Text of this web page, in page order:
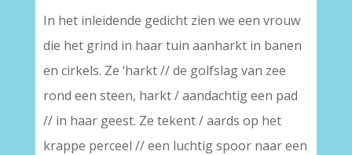
In het inleidende gedicht zien we een vrouw
die het grind in haar tuin aanharkt in banen
en cirkels. Ze ‘harkt // de golfslag van zee
rond een steen, harkt / aandachtig een pad
// in haar geest. Ze tekent / aards op het
krappe perceel // een luchtig spoor naar een